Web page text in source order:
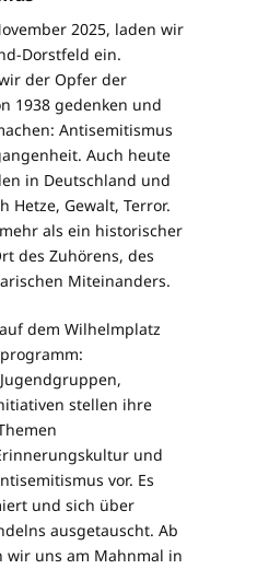
2025, laden wir
Dorstfeld ein.
der Opfer der
1938 gedenken und
Antisemitismus
Auch heute
in Deutschland und
Gewalt, Terror.
als ein historischer
des Zuhörens, des
Miteinanders.
dem Wilhelmplatz
stellen ihre
und
vor. Es
und sich über
ausgetauscht. Ab
wir uns am Mahnmal in